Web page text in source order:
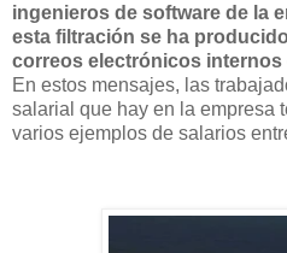
ingenieros de software de la
esta filtración se ha
correos electrónicos internos
En estos mensajes, las
salarial que hay en la empresa
varios ejemplos de salarios